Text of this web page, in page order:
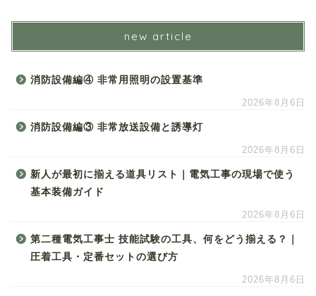
new article
消防設備編④ 非常用照明の設置基準
2026年8月6日
消防設備編③ 非常放送設備と誘導灯
2026年8月6日
新人が最初に揃える道具リスト｜電気工事の現場で使う
基本装備ガイド
2026年8月6日
第二種電気工事士 技能試験の工具、何をどう揃える？｜
圧着工具・定番セットの選び方
2026年8月6日